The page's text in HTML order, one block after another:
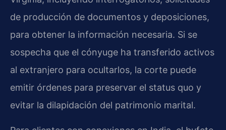
de producción de documentos y deposiciones,
para obtener la información necesaria. Si se
sospecha que el cónyuge ha transferido activos
al extranjero para ocultarlos, la corte puede
emitir órdenes para preservar el status quo y
evitar la dilapidación del patrimonio marital.